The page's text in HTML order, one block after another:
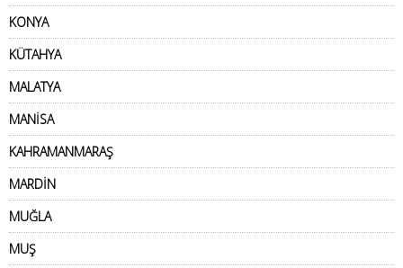
KONYA
KÜTAHYA
MALATYA
MANİSA
KAHRAMANMARAŞ
MARDİN
MUĞLA
MUŞ